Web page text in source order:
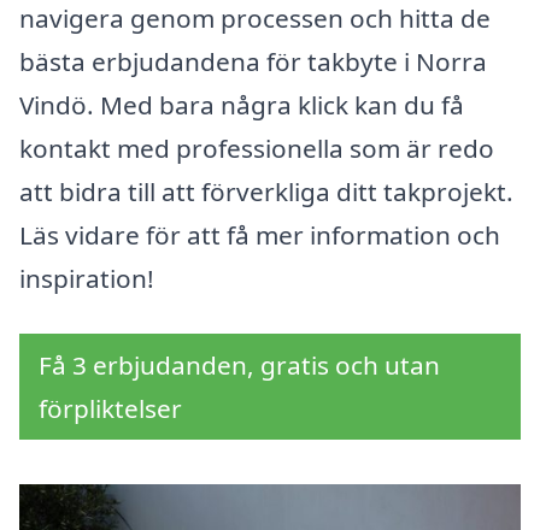
navigera genom processen och hitta de
bästa erbjudandena för takbyte i Norra
Vindö. Med bara några klick kan du få
kontakt med professionella som är redo
att bidra till att förverkliga ditt takprojekt.
Läs vidare för att få mer information och
inspiration!
Få 3 erbjudanden, gratis och utan
förpliktelser